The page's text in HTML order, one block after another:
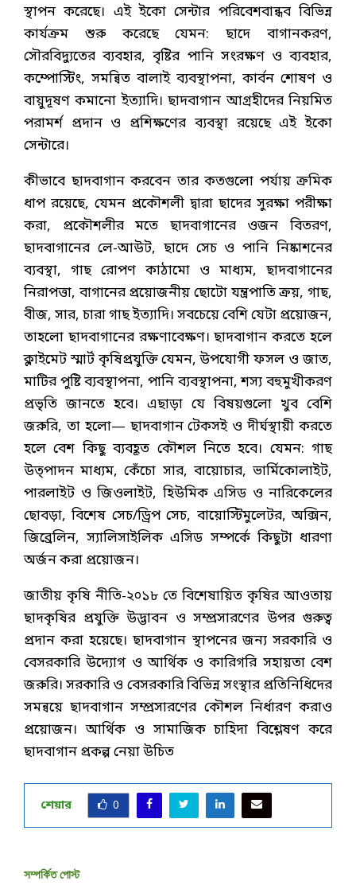
স্থাপন করেছে। এই ইকো সেন্টার পরিবেশবান্ধব বিভিন্ন
কার্যক্রম শুরু করেছে যেমন: ছাদে বাগানকরণ,
সৌরবিদ্যুতের ব্যবহার, বৃষ্টির পানি সংরক্ষণ ও ব্যবহার,
কম্পোস্টিং, সমন্বিত বালাই ব্যবস্থাপনা, কার্বন শোষণ ও
বায়ুদূষণ কমানো ইত্যাদি। ছাদবাগান আগ্রহীদের নিয়মিত
পরামর্শ প্রদান ও প্রশিক্ষণের ব্যবস্থা রয়েছে এই ইকো
সেন্টারে।
কীভাবে ছাদবাগান করবেন তার কতগুলো পর্যায় ক্রমিক
ধাপ রয়েছে, যেমন প্রকৌশলী দ্বারা ছাদের সুরক্ষা পরীক্ষা
করা, প্রকৌশলীর মতে ছাদবাগানের ওজন বিতরণ,
ছাদবাগানের লে-আউট, ছাদে সেচ ও পানি নিষ্কাশনের
ব্যবস্থা, গাছ রোপণ কাঠামো ও মাধ্যম, ছাদবাগানের
নিরাপত্তা, বাগানের প্রয়োজনীয় ছোটো যন্ত্রপাতি ক্রয়, গাছ,
বীজ, সার, চারা গাছ ইত্যাদি। সবচেয়ে বেশি যেটা প্রয়োজন,
তাহলো ছাদবাগানের রক্ষণাবেক্ষণ। ছাদবাগান করতে হলে
ক্লাইমেট স্মার্ট কৃষিপ্রযুক্তি যেমন, উপযোগী ফসল ও জাত,
মাটির পুষ্টি ব্যবস্থাপনা, পানি ব্যবস্থাপনা, শস্য বহুমুখীকরণ
প্রভৃতি জানতে হবে। এছাড়া যে বিষয়গুলো খুব বেশি
জরুরি, তা হলো— ছাদবাগান টেকসই ও দীর্ঘস্থায়ী করতে
হলে বেশ কিছু ব্যবহূত কৌশল নিতে হবে। যেমন: গাছ
উত্পাদন মাধ্যম, কেঁচো সার, বায়োচার, ভার্মিকোলাইট,
পারলাইট ও জিওলাইট, হিউমিক এসিড ও নারিকেলের
ছোবড়া, বিশেষ সেচ/ড্রিপ সেচ, বায়োস্টিমুলেটর, অক্সিন,
জিব্রেলিন, স্যালিসাইলিক এসিড সম্পর্কে কিছুটা ধারণা
অর্জন করা প্রয়োজন।
জাতীয় কৃষি নীতি-২০১৮ তে বিশেষায়িত কৃষির আওতায়
ছাদকৃষির প্রযুক্তি উদ্ভাবন ও সম্প্রসারণের উপর গুরুত্ব
প্রদান করা হয়েছে। ছাদবাগান স্থাপনের জন্য সরকারি ও
বেসরকারি উদ্যোগ ও আর্থিক ও কারিগরি সহায়তা বেশ
জরুরি। সরকারি ও বেসরকারি বিভিন্ন সংস্থার প্রতিনিধিদের
সমন্বয়ে ছাদবাগান সম্প্রসারণের কৌশল নির্ধারণ করাও
প্রয়োজন। আর্থিক ও সামাজিক চাহিদা বিশ্লেষণ করে
ছাদবাগান প্রকল্প নেয়া উচিত
শেয়ার 0
সম্পর্কিত পোস্ট